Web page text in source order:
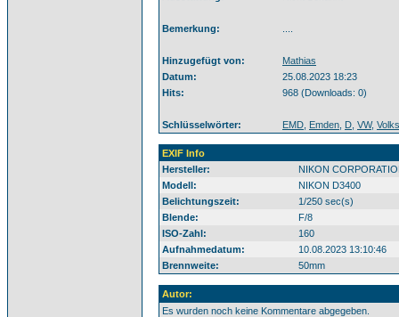
Bemerkung:
Hinzugefügt von:
Mathias
Datum:
25.08.2023 18:23
Hits:
968 (Downloads: 0)
Schlüsselwörter: EMD Emden D VW,
EXIF Info
Hersteller:
NIKON
Modell:
NIKON D3400
Belichtungszeit:
1/250 sec(s)
Blende:
F/8
ISO-Zahl:
160
Aufnahmedatum:
10.08.2023 13:10:46
Brennweite:
50mm
Autor:
Es wurden noch keine Kommentare abgegeben.